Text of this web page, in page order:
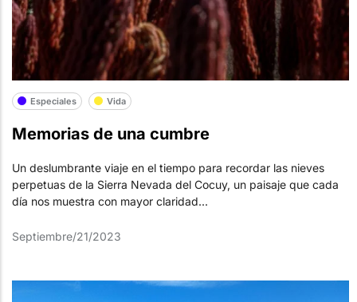
Especiales Vida
Memorias de una cumbre
Un deslumbrante viaje en el tiempo para recordar las nieves
perpetuas de la Sierra Nevada del Cocuy, un paisaje que cada
día nos muestra con mayor claridad...
Septiembre/21/2023